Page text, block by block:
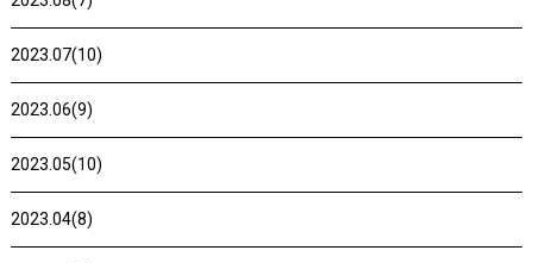
2023.07(10)
2023.06(9)
2023.05(10)
2023.04(8)